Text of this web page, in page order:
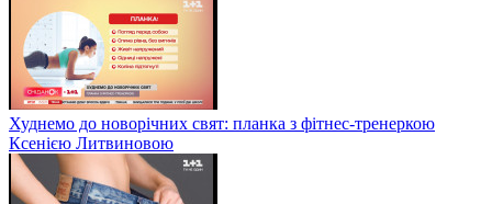
Худнемо до новорічних свят: планка з фітнес-тренеркою
Ксенією Литвиновою